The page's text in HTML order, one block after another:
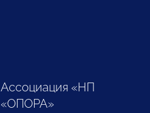
Ассоциация «НП
«ОПОРА»